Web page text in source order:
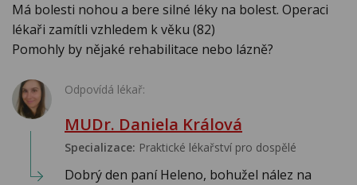
Má bolesti nohou a bere silné léky na bolest. Operaci
lékaři zamítli vzhledem k věku (82)
Pomohly by nějaké rehabilitace nebo lázně?
Odpovídá lékař:
MUDr. Daniela Králová
Specializace: Praktické lékařství pro dospělé
Dobrý den paní Heleno, bohužel nález na